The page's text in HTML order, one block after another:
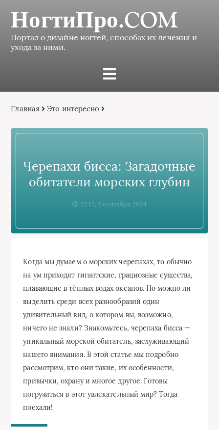
НогтиПро.COM
Портал о дизайне ногтей, способах их лечения и
ухода за ними.
Главная Это интересно
Черепахи бисса: Загадочные
обитатели морских глубин
22:15, 2 сентября 2024
Когда мы думаем о морских черепахах, то обычно
на ум приходят гигантские, грациозные существа,
плавающие в тёплых водах океанов. Но можно ли
выделить среди всех разнообразий один
удивительный вид, о котором вы, возможно,
ничего не знали? Знакомьтесь, черепаха бисса —
уникальный морской обитатель, заслуживающий
нашего внимания. В этой статье мы подробно
рассмотрим, кто они такие, их особенности,
привычки, охрану и многое другое. Готовы
погрузиться в этот увлекательный мир? Тогда
поехали!